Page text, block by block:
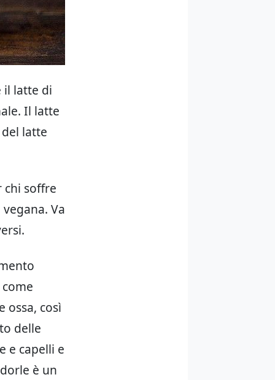
il latte di
Il latte
latte
chi soffre
Va
ossa, così
delle
e capelli e
è un